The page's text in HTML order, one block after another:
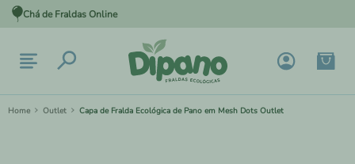
Chá de Fraldas Online
Outlet Capa de Fralda Ecológica de Pano em Mesh Dots Outlet